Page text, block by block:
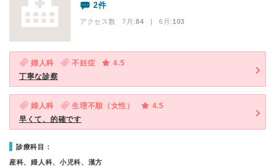
2件
アクセス数 7月:84 | 6月:103
婦人科 不妊症
4.5
丁寧な診察
婦人科 生理不順（女性）
4.5
早くて、的確です
診療科目：
産科、婦人科、小児科、漢方